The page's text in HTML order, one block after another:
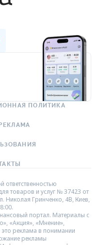
ПОЛИТИКА
РЕКЛАМА
товаров и услуг № 37423 от
Николая Гринченко, 4В, Киев,
портал. Материалы с
«Акция», «Мнение»,
это реклама в понимании
рекламы